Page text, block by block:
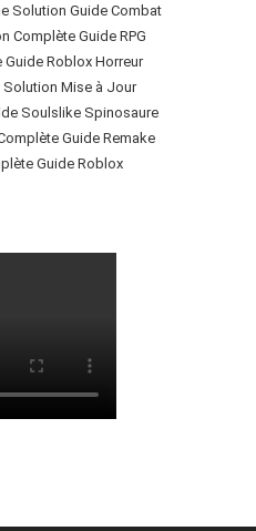
Solution Guide Combat
Complète Guide RPG
Roblox Horreur
Solution Mise à Jour
Soulslike Spinosaure
Guide Remake
Guide Roblox